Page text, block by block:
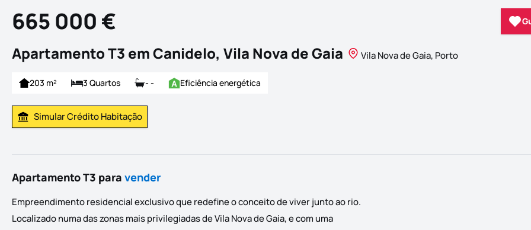
665 000 €
Apartamento T3 em Canidelo, Vila Nova de Gaia Vila Nova de Gaia, Porto
203 m² 3 Quartos - - Eficiência energética
Simular Prestação
Simular Crédito Habitação
Apartamento T3 para vender
Empreendimento residencial exclusivo que redefine o conceito de viver junto ao rio.
Localizado numa das zonas mais privilegiadas de Vila Nova de Gaia, e com uma